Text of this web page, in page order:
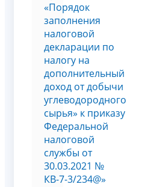
«Порядок
заполнения
налоговой
декларации по
налогу на
дополнительный
доход от добычи
углеводородного
сырья» к приказу
Федеральной
налоговой
службы от
30.03.2021 №
КВ-7-3/234@»